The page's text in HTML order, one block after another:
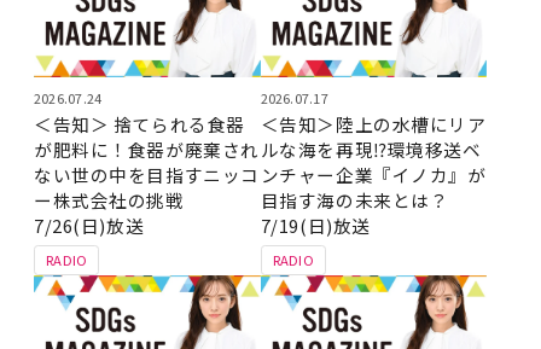
RADIO
2026.07.24
＜告知＞ 捨てられる食器
が肥料に！食器が廃棄され
ない世の中を目指すニッコ
ー株式会社の挑戦
7/26(日)放送
RADIO
2026.07.17
＜告知＞陸上の水槽にリア
ルな海を再現⁉環境移送ベ
ンチャー企業『イノカ』が
目指す海の未来とは？
7/19(日)放送